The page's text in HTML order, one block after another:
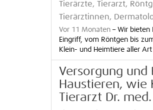
Tierärzte, Tierarzt,
Tierärztinnen,
Vor 11 Monaten – Wir bieten
Eingriff, vom Röntgen bis
Klein- und Heimtiere aller
Versorgung und
Haustieren, wie
Tierarzt Dr.